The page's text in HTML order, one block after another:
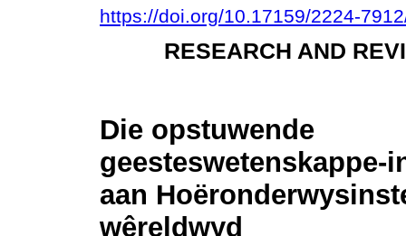
https://doi.org/10.17159/2224-
RESEARCH AND
Die opstuwende
geesteswetenskappe-
aan
wêreldwyd